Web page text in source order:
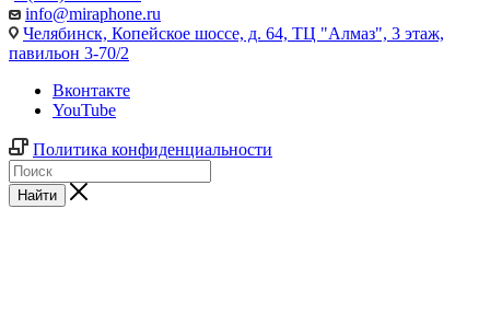
info@miraphone.ru
Челябинск, Копейское шоссе, д. 64, ТЦ "Алмаз", 3 этаж,
павильон 3-70/2
Вконтакте
YouTube
Политика конфиденциальности
Найти